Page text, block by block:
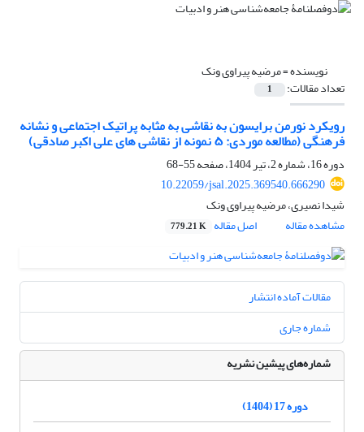
نویسنده =مرضیه پیراوی ونک
تعداد مقالات: 1
رویکرد نورمن برایسون به نقاشی به مثابه پراتیک اجتماعی و نشانه
فرهنگی (مطالعه موردی: ۵ نمونه از نقاشی های علی اکبر صادقی)
دوره 16، شماره 2، تیر 1404، صفحه
55-68
10.22059/jsal.2025.369540.666290
شیدا نصیری، مرضیه پیراوی ونک
مشاهده مقاله
اصل مقاله 779.21 K
مقالات آماده انتشار
شماره جاری
شماره‌های پیشین نشریه
دوره 17 (1404)